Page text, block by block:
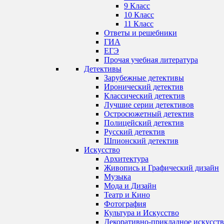
9 Класс
10 Класс
11 Класс
Ответы и решебники
ГИА
ЕГЭ
Прочая учебная литература
Детективы
Зарубежные детективы
Иронический детектив
Классический детектив
Лучшие серии детективов
Остросюжетный детектив
Полицейский детектив
Русский детектив
Шпионский детектив
Искусство
Архитектура
Живопись и Графический дизайн
Музыка
Мода и Дизайн
Театр и Кино
Фотография
Культура и Искусство
Декоративно-прикладное